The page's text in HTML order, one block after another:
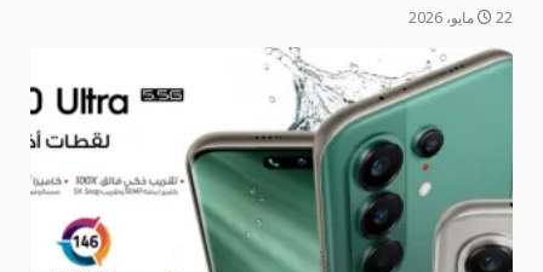
22 مايو، 2026